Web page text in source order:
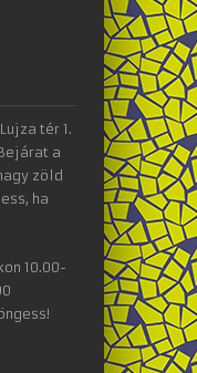
tér 1.
a
zöld
ha
10.00-